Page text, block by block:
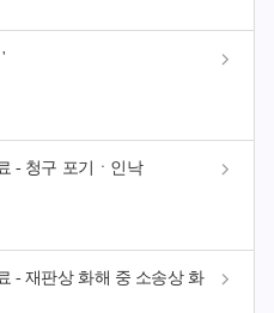
- 청구 포기ㆍ인낙
- 재판상 화해 중 소송상 화